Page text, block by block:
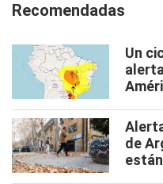
Recomendadas
Un
de